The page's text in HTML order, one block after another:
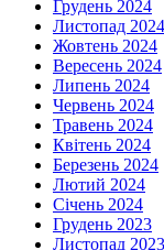
Грудень 2024
Листопад 2024
Жовтень 2024
Вересень 2024
Липень 2024
Червень 2024
Травень 2024
Квітень 2024
Березень 2024
Лютий 2024
Січень 2024
Грудень 2023
Листопад 2023